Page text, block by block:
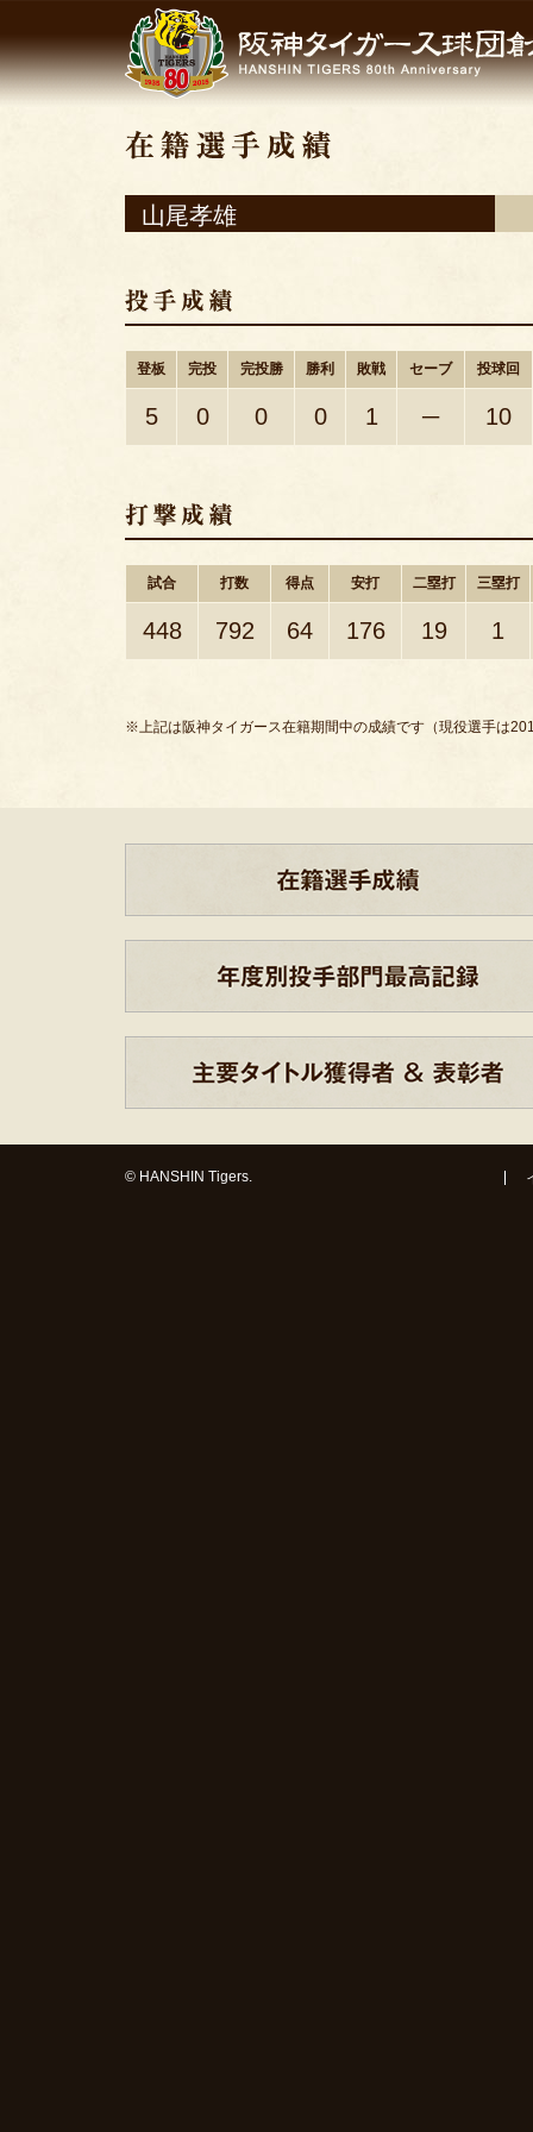
山尾孝雄
登板 完投 完投勝 勝利 敗戦 セーブ 投球回
5 0 0 0 1 ─ 10
試合 打数 得点 安打 二塁打 三塁打
448 792 64 176 19 1
※上記は阪神タイガース在籍期間中の成績です（現役選手は
© HANSHIN Tigers.